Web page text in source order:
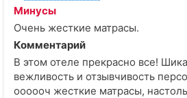
Нормальные завтраки и хорошая
Отсутствие толкучки и очередей.
Удобная запись на процедуры.
20 минут пешком до города по
Минусы
Очень жесткие матрасы.
Комментарий
В этом отеле прекрасно все!
вежливость и отзывчивость
оооооч жесткие матрасы,